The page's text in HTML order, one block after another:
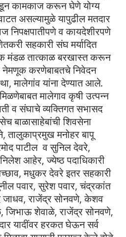
कामकाज करून घेणे योग्य
असल्यामुळे यापुढील मतदार
निपक्षपातीपणे व कायदेशीरपणे
सहकारी संघ मर्यादित
मंडळ तात्काळ बरखास्त करून
नेमणूक करणेबाबतचे निवेदन
मालेगांव यांना देण्यात आले.
मालेगाव कृषी उत्पन्न
व संघाचे व्यक्तिगत सभासद
बाळासाहेबांची शिवसेना
तालुकाप्रमुख मनोहर बापू
पाटील व सुनिल देवरे,
आहेर, ज्येष्ठ पदाधिकारी
मधुकर देवरे इतर सहकारी
पवार, सुरेश पवार, चंद्रकांत
जाधव, राजेंद्र सोनवणे, केशव
जिभाऊ शेवाळे, राजेंद्र सोनवणे,
यादींवर हरकत घेऊन सर्व